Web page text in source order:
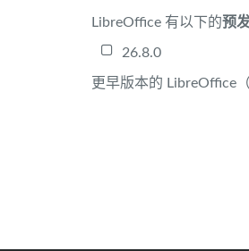
LibreOffice 有以下的预
26.8.0
更早版本的 LibreOffice